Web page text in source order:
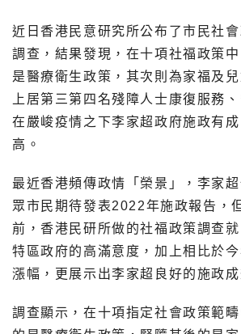
近日香港民意研究所公布了市民社
調查，結果發現，在十項社福政策
是醫療衛生政策，其次則為家福及
上居第三第四名殘障人士康復服務
在嚴峻疫情之下李家超政府施政有
高。
最近香港頻傳政情「榮景」，李家
眾市民期待發表2022年施政報告，
前，香港民研所做的社福政策調查
特區政府的高滿意度，加上相比於
漲幅，更展示出李家超良好的施政成
調查顯示，在十項指定社會政策範